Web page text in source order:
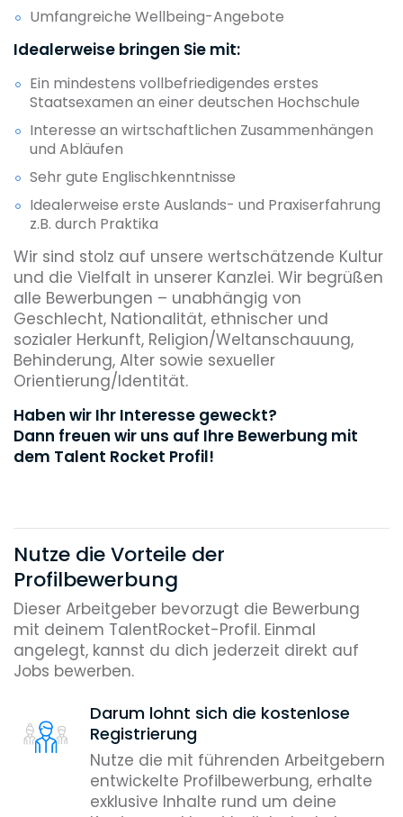
Umfangreiche Wellbeing-Angebote
Idealerweise bringen Sie mit:
Ein mindestens vollbefriedigendes erstes
Staatsexamen an einer deutschen Hochschule
Interesse an wirtschaftlichen Zusammenhängen
und Abläufen
Sehr gute Englischkenntnisse
Idealerweise erste Auslands- und Praxiserfahrung
z.B. durch Praktika
Wir sind stolz auf unsere wertschätzende Kultur
und die Vielfalt in unserer Kanzlei. Wir begrüßen
alle Bewerbungen – unabhängig von
Geschlecht, Nationalität, ethnischer und
sozialer Herkunft, Religion/Weltanschauung,
Behinderung, Alter sowie sexueller
Orientierung/Identität.
Haben wir Ihr Interesse geweckt?
Dann freuen wir uns auf Ihre Bewerbung mit
dem Talent Rocket Profil!
Nutze die Vorteile der
Profilbewerbung
Dieser Arbeitgeber bevorzugt die Bewerbung
mit deinem TalentRocket-Profil. Einmal
angelegt, kannst du dich jederzeit direkt auf
Jobs bewerben.
Darum lohnt sich die kostenlose
Registrierung
Nutze die mit führenden Arbeitgebern
entwickelte Profilbewerbung, erhalte
exklusive Inhalte rund um deine